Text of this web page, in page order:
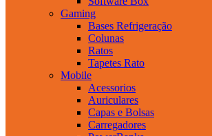
Gaming
Bases Refrigeração
Colunas
Ratos
Tapetes Rato
Mobile
Acessorios
Auriculares
Capas e Bolsas
Carregadores